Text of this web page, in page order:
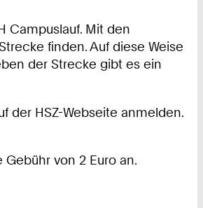
Campuslauf. Mit den
finden. Auf diese Weise
der Strecke gibt es ein
der HSZ-Webseite anmelden.
von 2 Euro an.